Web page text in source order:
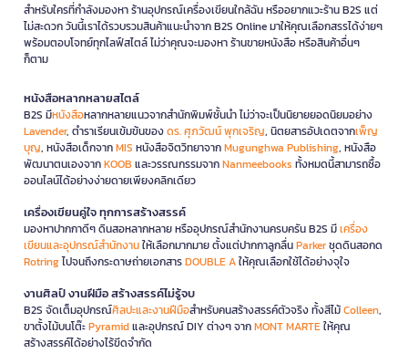
สำหรับใครที่กำลังมองหา ร้านอุปกรณ์เครื่องเขียนใกล้ฉัน หรืออยากแวะร้าน B2S แต่
ไม่สะดวก วันนี้เราได้รวบรวมสินค้าแนะนำจาก B2S Online มาให้คุณเลือกสรรได้ง่ายๆ
พร้อมตอบโจทย์ทุกไลฟ์สไตล์ ไม่ว่าคุณจะมองหา ร้านขายหนังสือ หรือสินค้าอื่นๆ
ก็ตาม
หนังสือหลากหลายสไตล์
B2S มีหนังสือหลากหลายแนวจากสำนักพิมพ์ชั้นนำ ไม่ว่าจะเป็นนิยายยอดนิยมอย่าง
Lavender, ตำราเรียนเข้มข้นของดร. ศุภวัฒน์ พุกเจริญ, นิตยสารอัปเดตจากเพ็ญ
บุญ, หนังสือเด็กจากMIS หนังสือจิตวิทยาจากMugunghwa Publishing, หนังสือ
พัฒนาตนเองจากKOOB และวรรณกรรมจากNanmeebooks ทั้งหมดนี้สามารถซื้อ
ออนไลน์ได้อย่างง่ายดายเพียงคลิกเดียว
เครื่องเขียนคู่ใจ ทุกการสร้างสรรค์
มองหาปากกาดีๆ ดินสอหลากหลาย หรืออุปกรณ์สำนักงานครบครัน B2S มีเครื่อง
เขียนและอุปกรณ์สำนักงานให้เลือกมากมาย ตั้งแต่ปากกาลูกลื่นParkerชุดดินสอกด
Rotringไปจนถึงกระดาษถ่ายเอกสารDOUBLE Aให้คุณเลือกใช้ได้อย่างจุใจ
งานศิลป์ งานฝีมือ สร้างสรรค์ไม่รู้จบ
B2S จัดเต็มอุปกรณ์ศิลปะและงานฝีมือสำหรับคนสร้างสรรค์ตัวจริง ทั้งสีไม้Colleen,
ขาตั้งไม้บนโต๊ะPyramidและอุปกรณ์ DIY ต่างๆ จากMONT MARTEให้คุณ
สร้างสรรค์ได้อย่างไร้ขีดจำกัด